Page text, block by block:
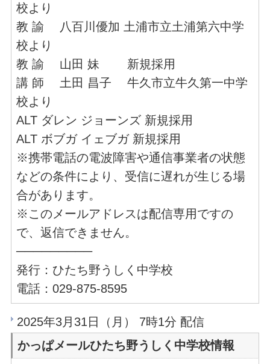
校より
教 諭 八百川優加 土浦市立土浦第六中学
校より
教 諭 山田 妹 新規採用
講 師 土田 昌子 牛久市立牛久第一中学
校より
ALT ダレン ジョーンズ 新規採用
ALT ボブガ イェブガ 新規採用
※携帯電話の電波障害や通信事業者の状態
などの条件により、受信に遅れが生じる場
合があります。
※このメールアドレスは配信専用ですの
で、返信できません。
─────────
発行：ひたち野うしく中学校
電話：029-875-8595
2025年3月31日（月） 7時1分 配信
かっぱメールひたち野うしく中学校情報